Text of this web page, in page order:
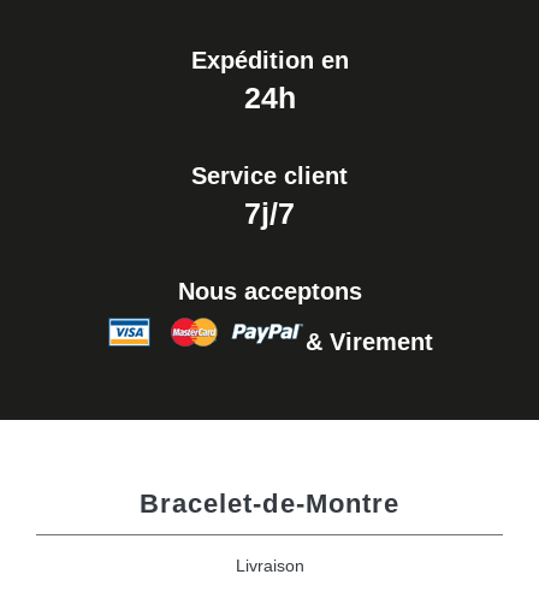
Expédition en
24h
Service client
7j/7
Nous acceptons
& Virement
Bracelet-de-Montre
Livraison